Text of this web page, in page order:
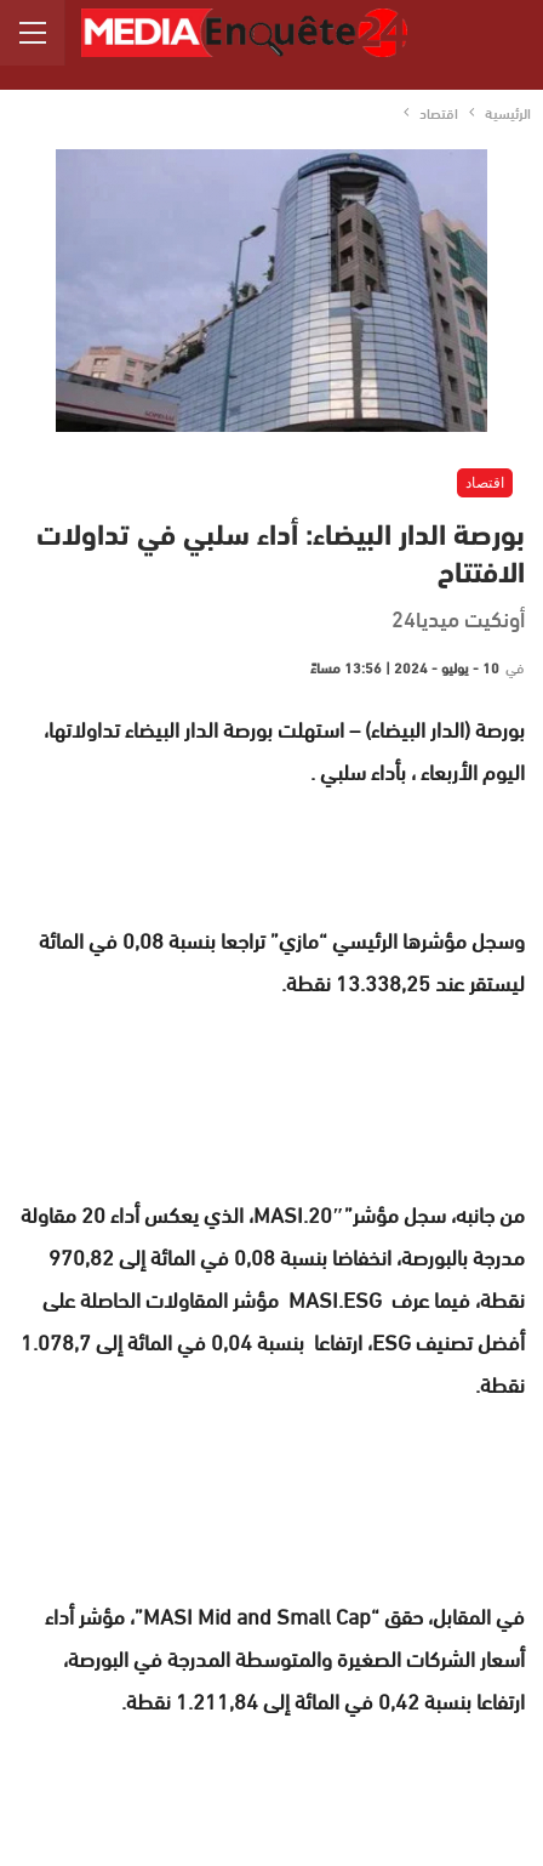
الرئيسية اقتصاد
اقتصاد
بورصة الدار البيضاء: أداء سلبي في تداولات
الافتتاح
أونكيت ميديا24
في 10 - يوليو - 2024 | 13:56 مساءً
بورصة (الدار البيضاء) – استهلت بورصة الدار البيضاء تداولاتها،
اليوم الأربعاء ، بأداء سلبي .
وسجل مؤشرها الرئيسي “مازي” تراجعا بنسبة 0,08 في المائة
ليستقر عند 13.338,25 نقطة.
من جانبه، سجل مؤشر”MASI.20″، الذي يعكس أداء 20 مقاولة
مدرجة بالبورصة، انخفاضا بنسبة 0,08 في المائة إلى 970,82
نقطة، فيما عرف MASI.ESG مؤشر المقاولات الحاصلة على
أفضل تصنيف ESG، ارتفاعا بنسبة 0,04 في المائة إلى 1.078,7
نقطة.
في المقابل، حقق “MASI Mid and Small Cap”، مؤشر أداء
أسعار الشركات الصغيرة والمتوسطة المدرجة في البورصة،
ارتفاعا بنسبة 0,42 في المائة إلى 1.211,84 نقطة.